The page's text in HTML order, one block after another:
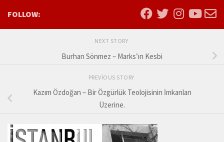
FOLLOW:
NEXT STORY
Burhan Sönmez – Marks’ın Kesbi
PREVIOUS STORY
Kazım Özdoğan – Bir Özgürlük Teolojisinin İmkanları
Üzerine.